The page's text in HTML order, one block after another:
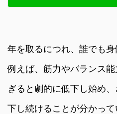
年を取るにつれ、誰でも身
例えば、筋力やバランス
ぎると劇的に低下し始め
下し続けることが分かって